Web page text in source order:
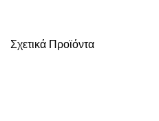
Σχετικά Προϊόντα